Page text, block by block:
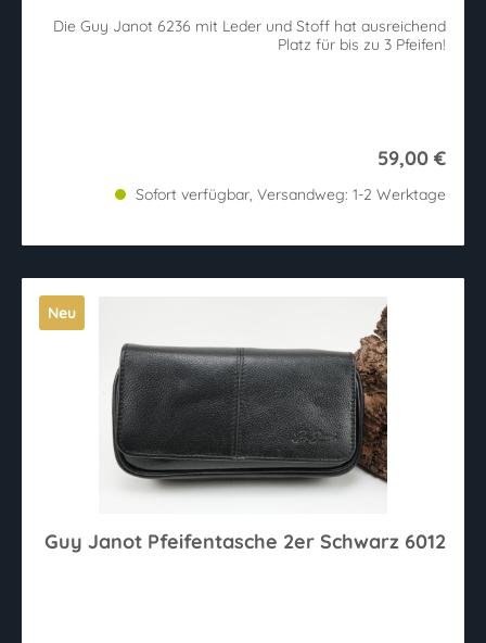
Die Guy Janot 6236 mit Leder und Stoff hat ausreichend
Platz für bis zu 3 Pfeifen!
59,00 €
Sofort verfügbar, Versandweg: 1-2 Werktage
Neu
Guy Janot Pfeifentasche 2er Schwarz 6012